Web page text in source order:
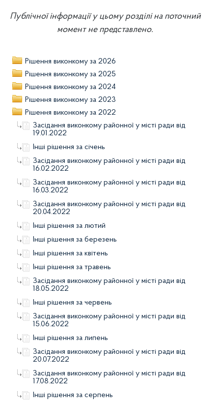
Публічної інформації у цьому розділі на поточний
момент не представлено.
Рішення виконкому за 2026
Рішення виконкому за 2025
Рішення виконкому за 2024
Рішення виконкому за 2023
Рішення виконкому за 2022
Засідання виконкому районної у місті ради від
19.01.2022
Інші рішення за січень
Засідання виконкому районної у місті ради від
16.02.2022
Засідання виконкому районної у місті ради від
16.03.2022
Засідання виконкому районної у місті ради від
20.04.2022
Інші рішення за лютий
Інші рішення за березень
Інші рішення за квітень
Інші рішення за травень
Засідання виконкому районної у місті ради від
18.05.2022
Інші рішення за червень
Засідання виконкому районної у місті ради від
15.06.2022
Інші рішення за липень
Засідання виконкому районної у місті ради від
20.07.2022
Засідання виконкому районної у місті ради від
17.08.2022
Інші рішення за серпень